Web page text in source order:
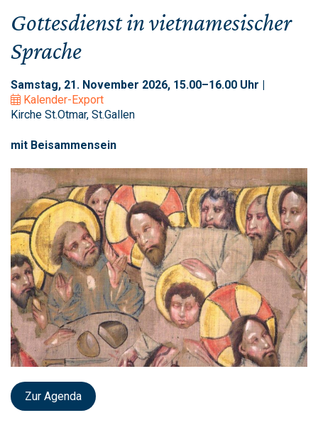
Gottesdienst in vietnamesischer
Sprache
Samstag, 21. November 2026, 15.00–16.00 Uhr |
Kalender-Export
Kirche St.Otmar, St.Gallen
mit Beisammensein
Zur Agenda